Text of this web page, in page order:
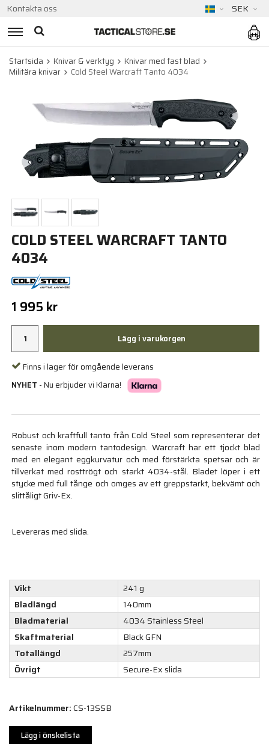
Kontakta oss SEK
Startsida Knivar & verktyg
Knivar med fast blad
Militära knivar
Cold Steel Warcraft Tanto 4034
COLD STEEL WARCRAFT TANTO
4034
1 995 kr
Lägg i varukorgen
Finns i lager för omgående leverans
NYHET - Nu erbjuder vi Klarna!
Robust och kraftfull tanto från Cold Steel som representerar det
senaste inom modern tantodesign. Warcraft har ett tjockt blad
med en elegant eggkurvatur och med förstärkta spetsar och är
tillverkat med rosttrögt och starkt 4034-stål. Bladet löper i ett
stycke med full tånge och omges av ett greppstarkt, bekvämt och
slittåligt Griv-Ex.
Levereras med slida.
Vikt
241 g
Bladlängd
140mm
Bladmaterial
4034 Stainless Steel
Skaftmaterial
Black GFN
Totallängd
257mm
Övrigt
Secure-Ex slida
Artikelnummer:CS-13SSB
Lägg i önskelista